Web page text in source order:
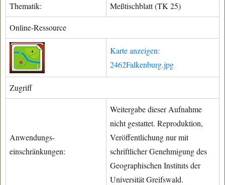
Thematik: Meßtischblatt (TK 25)
Online-Ressource
Karte anzeigen:
2462Falkenburg.jpg
Zugriff
Anwendungs-
einschränkungen:
Weitergabe dieser Aufnahme
nicht gestattet. Reproduktion,
Veröffentlichung nur mit
schriftlicher Genehmigung des
Geographischen Instituts der
Universität Greifswald.